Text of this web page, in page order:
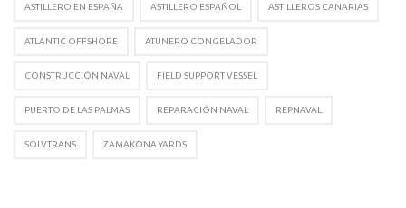
ASTILLERO EN ESPAÑA ASTILLERO ESPAÑOL ASTILLEROS CANARIAS
ATLANTIC OFFSHORE ATUNERO CONGELADOR
CONSTRUCCIÓN NAVAL FIELD SUPPORT VESSEL
PUERTO DE LAS PALMAS REPARACIÓN NAVAL REPNAVAL
SOLVTRANS ZAMAKONA YARDS